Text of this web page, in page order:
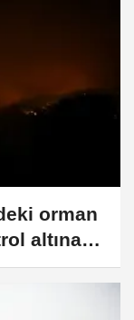
orman
altına